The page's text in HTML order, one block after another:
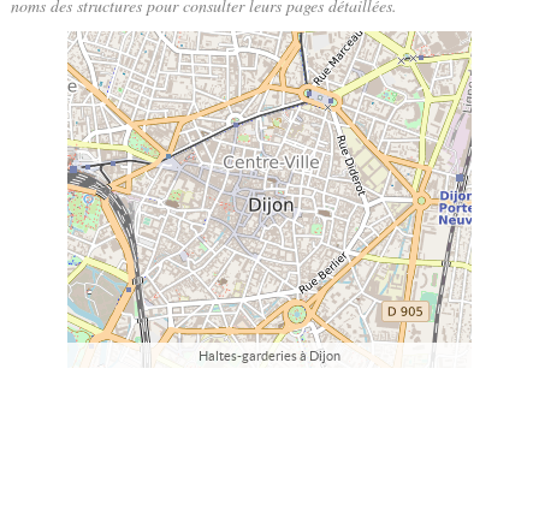
noms des structures pour consulter leurs pages détaillées.
Haltes-garderies à Dijon